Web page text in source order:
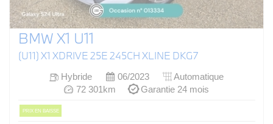
BMW X1 U11
(U11) X1 XDRIVE 25E 245CH XLINE DKG7
Hybride 06/2023
Automatique
72 301km
Garantie 24 mois
PRIX EN BAISSE